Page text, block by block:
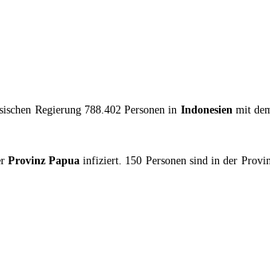
Regierung 788.402 Personen in Indonesienmit
Provinz Papuainfiziert. 150 Personen sind in der